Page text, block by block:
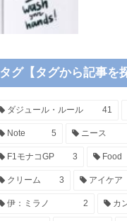
タグ【タグから記事を
ダジュール・ルール 41
Note 5 ニース
F1モナコGP 3 Food
クリーム 3 アイケア
伊：ミラノ 2 カ